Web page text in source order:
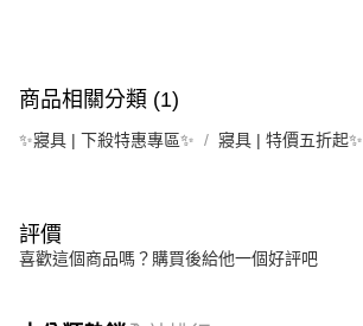
商品相關分類 (1)
✨寢具 | 下殺特惠專區✨ 寢具 | 特價五折起✨
評價
喜歡這個商品嗎？購買後給他一個好評吧